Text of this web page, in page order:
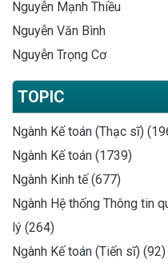
Nguyễn Mạnh Thiều
Nguyễn Văn Bình
Nguyễn Trọng Cơ
TOPIC
Ngành Kế toán (Thạc sĩ)
Ngành Kế toán (1739)
Ngành Kinh tế (677)
Ngành Hệ thống Thông tin
lý (264)
Ngành Kế toán (Tiến sĩ) (92)